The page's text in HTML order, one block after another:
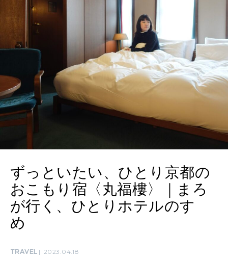
SUSTAINABLE
わたしができること
CULTURE
自分を耕す
WORK&MONEY
MAGAZINE
特集
2026年9月号「北海道 おいしく遊ぶ、夏のご褒美旅。」
ずっといたい、ひとり京都の
おこもり宿〈丸福樓〉｜まろ
が行く、ひとりホテルのすゝ
め
TRAVEL 2023.04.18